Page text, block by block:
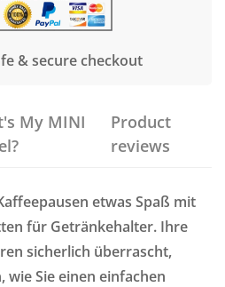
& secure checkout
My MINI
Product
reviews
etwas Spaß mit
für Getränkehalter. Ihre
sicherlich überrascht,
wie Sie einen einfachen